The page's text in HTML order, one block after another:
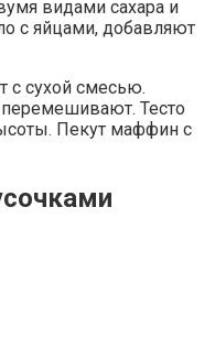
видами сахара и
с яйцами, добавляют
с сухой смесью.
Тесто
Пекут маффин с